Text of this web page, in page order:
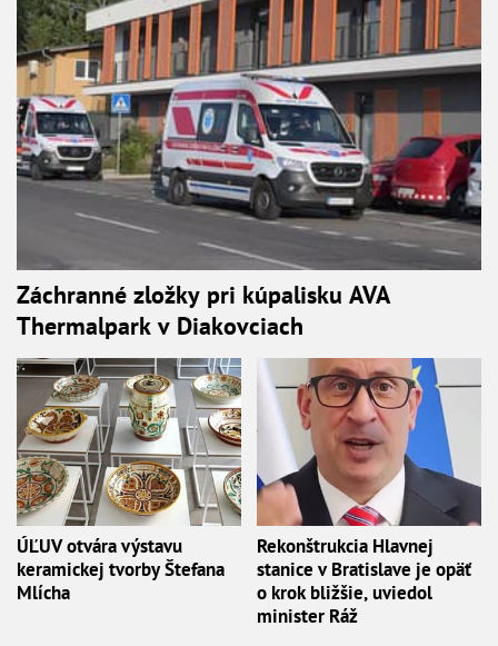
Záchranné zložky pri kúpalisku AVA
Thermalpark v Diakovciach
ÚĽUV otvára výstavu
keramickej tvorby Štefana
Mlícha
Rekonštrukcia Hlavnej
stanice v Bratislave je opäť
o krok bližšie, uviedol
minister Ráž